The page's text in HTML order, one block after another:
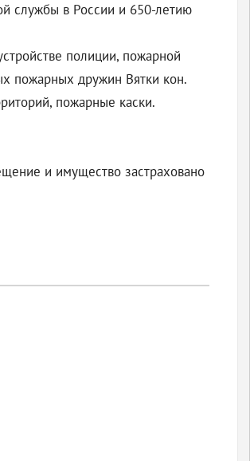
службы в России и 650-летию
полиции, пожарной
пожарных дружин Вятки кон.
пожарные каски.
и имущество застраховано